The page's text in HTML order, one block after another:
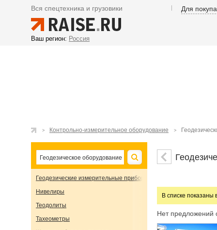
Вся спецтехника и грузовики Для
Ваш регион: Россия
Контрольно-измерительное оборудование
Геодезические измерительные приборы
Нивелиры
Теодолиты
Тахеометры
В списке показаны
Нет предложений